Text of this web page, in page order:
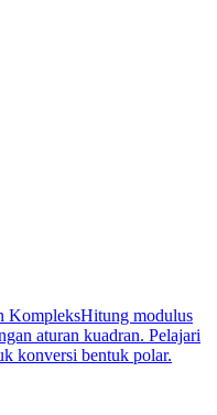
KompleksHitung modulus
aturan kuadran. Pelajari
konversi bentuk polar.